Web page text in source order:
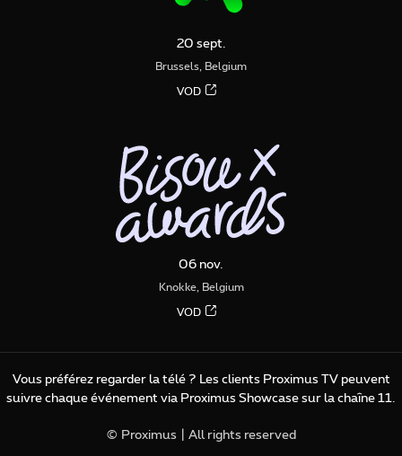
20 sept.
Brussels, Belgium
VOD
06 nov.
Knokke, Belgium
VOD
Vous préférez regarder la télé ? Les clients Proximus TV peuvent
suivre chaque événement via Proximus Showcase sur la chaîne 11.
© Proximus | All rights reserved